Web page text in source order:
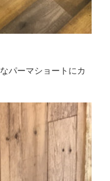
パーマショートにカ